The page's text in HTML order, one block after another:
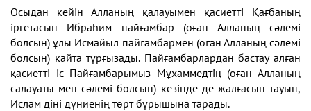
Осыдан кейін Алланың қалауымен қасиетті Қағбаның
іргетасын Ибраһим пайғамбар (оған Алланың сәлемі
болсын) ұлы Исмайыл пайғамбармен (оған Алланың сәлемі
болсын) қайта тұрғызады. Пайғамбарлардан бастау алған
қасиетті іс Пайғамбарымыз Мұхаммедтің (оған Алланың
салауаты мен сәлемі болсын) кезінде де жалғасын тауып,
Ислам діні дүниенің төрт бұрышына тарады.